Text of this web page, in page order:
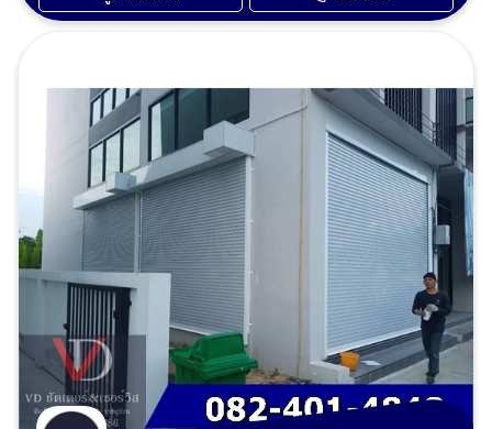
ประตูม้วนมือดึง เราคือผู้ให้บริการที่คุณวางใจได้
ของคุณอย่างรวดเร็วและมีประสิทธิภาพ ปัญหา
ประตูม้วนพบบ่อยที่เราแก้ไขได้ ประตูม้วนไฟฟ้าไม่
ทำงาน / กดรีโมทไม่ได้: อาจเกิดจากมอเตอร์เสีย,
ระบบไฟมีปัญหา, หรือรีโมทชำรุด ประตูม้วนติดขัด /
เปิดปิดไม่สุด: อาจเกิดจากรางประตูเสียหาย, ใบ
ประตูชำรุด, หรือเพลาไม่ได้ระดับ ประตูม้วนเอียง /
ตกราง: เป็นปัญหาที่ต้องแก้ไขโดยเร็วเพื่อป้องกัน
ความเสียหายที่มากขึ้น ประตูม้วนมีเสียงดังผิด
ปกติ: อาจบ่งบอกถึงความผิดปกติของมอเตอร์,
สปริง, หรือชิ้นส่วนอื่นๆ ที่ต้องการการหล่อลื่นหรือ
เปลี่ยน ประตูม้วนมือดึงเปิดยาก / สปริงหัก: ทำให้
การใช้งานไม่สะดวกและอาจเป็นอันตราย ประตูม้วน
มือดึงเสีย ประตูม้วนไฟฟ้าเสีย มอเตอร์ประตูม้วนไม่
ทำงานซ่อมได้ ช่างวี รับซ่อมประตูม้วนทุกระบบและ
รับปรับปรุงประตูเหล็กม้วนเดิมทำสีใหม่ตามชอบ รับ